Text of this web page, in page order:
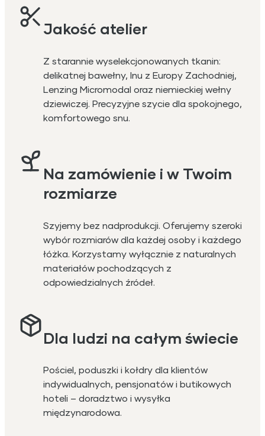
Jakość atelier
Z starannie wyselekcjonowanych tkanin:
delikatnej bawełny, lnu z Europy Zachodniej,
Lenzing Micromodal oraz niemieckiej wełny
dziewiczej. Precyzyjne szycie dla spokojnego,
komfortowego snu.
Na zamówienie i w Twoim
rozmiarze
Szyjemy bez nadprodukcji. Oferujemy szeroki
wybór rozmiarów dla każdej osoby i każdego
łóżka. Korzystamy wyłącznie z naturalnych
materiałów pochodzących z
odpowiedzialnych źródeł.
Dla ludzi na całym świecie
Pościel, poduszki i kołdry dla klientów
indywidualnych, pensjonatów i butikowych
hoteli – doradztwo i wysyłka
międzynarodowa.